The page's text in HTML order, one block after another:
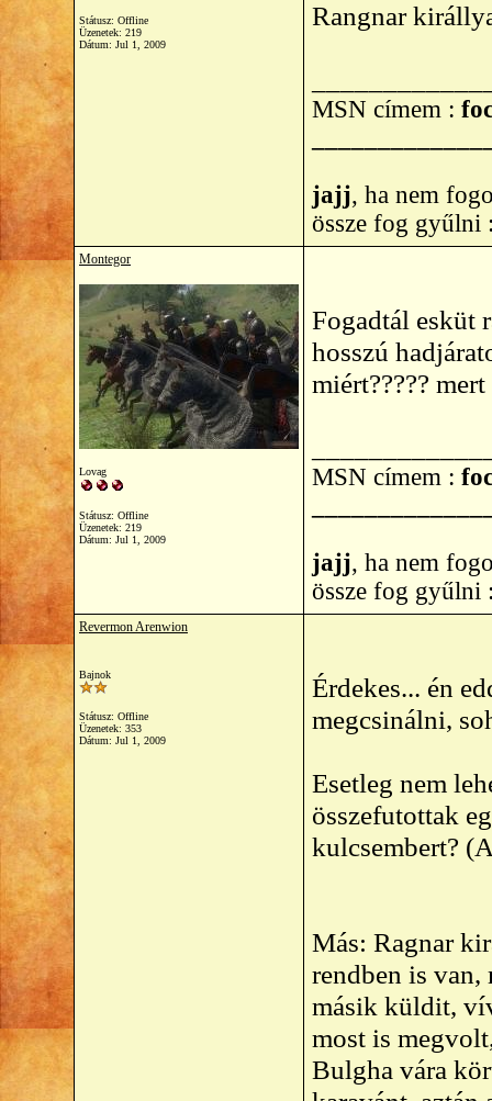
Státusz: Offline
Üzenetek: 219
Dátum: Jul 1, 2009
Rangnar
MSN címem :
jajj, ha nem
össze fog gyűlni
Montegor
Lovag
Státusz: Offline
Üzenetek: 219
Dátum: Jul 1, 2009
Fogadtál esküt
hosszú
miért?????
MSN címem :
jajj, ha nem
össze fog gyűlni
Revermon Arenwion
Bajnok
Státusz: Offline
Üzenetek: 353
Dátum: Jul 1, 2009
Érdekes... én
megcsinálni,
Esetleg nem
összefutottak
kulcsembert?
Más: Ragnar
rendben is
másik küldit,
most is
Bulgha vára